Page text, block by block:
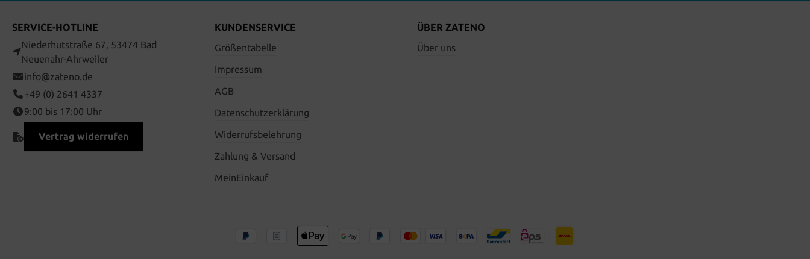
SERVICE-HOTLINE
Niederhutstraße 67, 53474 Bad
Neuenahr-Ahrweiler
info@zateno.de
+49 (0) 2641 4337
9:00 bis 17:00 Uhr
Vertrag widerrufen
KUNDENSERVICE
Größentabelle
Impressum
AGB
Datenschutzerklärung
Widerrufsbelehrung
Zahlung & Versand
MeinEinkauf
ÜBER ZATENO
Über uns